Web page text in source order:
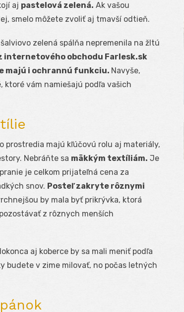
aj pastelová zelená. Ak vašou
smelo môžete zvoliť aj tmavší odtieň.
zelená spálňa nepremenila na žltú
internetového obchodu Farlesk.sk
majú i ochrannú funkciu. Navyše,
ktoré vám namiešajú podľa vašich
prostredia majú kľúčovú rolu aj materiály,
Nebráňte sa mäkkým textíliám. Je
je celkom prijateľná cena za
snov. Posteľ zakryte rôznymi
by mala byť prikrývka, ktorá
z rôznych menších
aj koberce by sa mali meniť podľa
budete v zime milovať, no počas letných